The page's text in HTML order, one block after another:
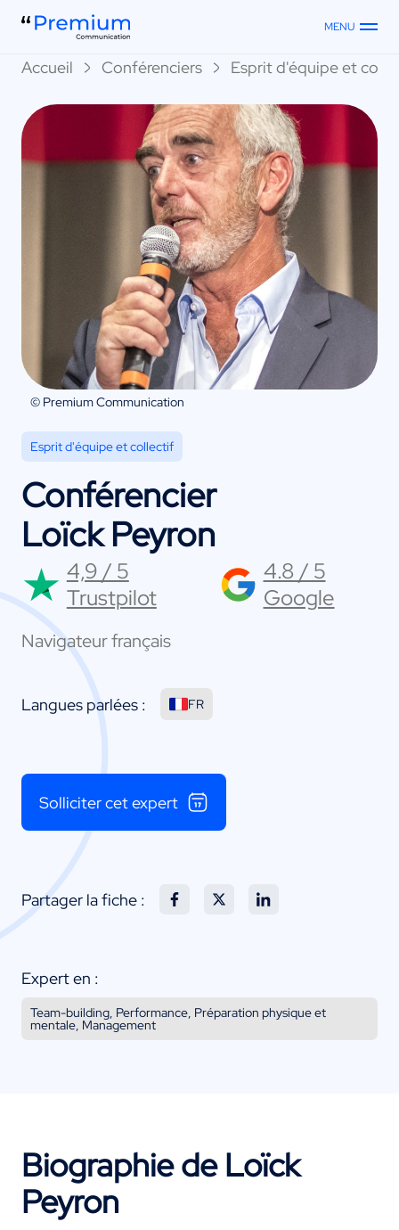
MENU
Accueil Conférenciers Esprit d'équipe et
© Premium Communication
Esprit d'équipe et collectif
Conférencier
Loïck Peyron
4,9 / 5
Trustpilot
4.8 / 5
Google
Navigateur français
Langues parlées : FR
Solliciter cet expert
Partager la fiche :
Expert en :
Team-building, Performance, Préparation physique et
mentale, Management
Biographie de Loïck
Peyron